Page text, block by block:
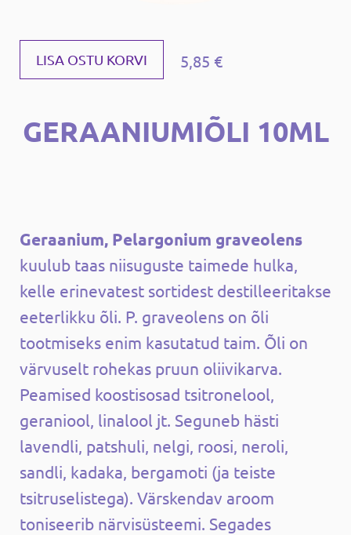
LISA OSTU KORVI 5,85 €
GERAANIUMIÕLI 10ML
Geraanium, Pelargonium graveolens
kuulub taas niisuguste taimede hulka,
kelle erinevatest sortidest destilleeritakse
eeterlikku õli. P. graveolens on õli
tootmiseks enim kasutatud taim. Õli on
värvuselt rohekas pruun oliivikarva.
Peamised koostisosad tsitronelool,
geraniool, linalool jt. Seguneb hästi
lavendli, patshuli, nelgi, roosi, neroli,
sandli, kadaka, bergamoti (ja teiste
tsitruselistega). Värskendav aroom
toniseerib närvisüsteemi. Segades